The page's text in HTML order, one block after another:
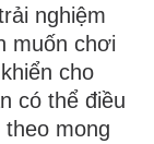
nghiệm
muốn chơi
cho
có thể điều
mong